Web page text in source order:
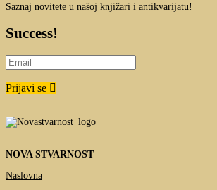
Saznaj novitete u našoj knjižari i antikvarijatu!
Success!
Prijavi se
NOVA STVARNOST
Naslovna